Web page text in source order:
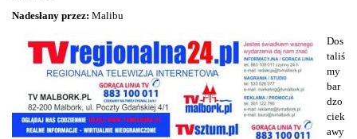
Nadesłany przez: Malibu
Dos
taliś
my
bar
dzo
ciek
awy